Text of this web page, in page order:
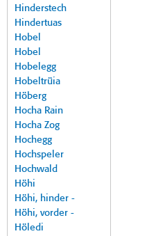
Hinderstech
Hindertuas
Hobel
Hobel
Hobelegg
Hobeltrüia
Höberg
Hocha Rain
Hocha Zog
Hochegg
Hochspeler
Hochwald
Höhi
Höhi, hinder -
Höhi, vorder -
Höledi